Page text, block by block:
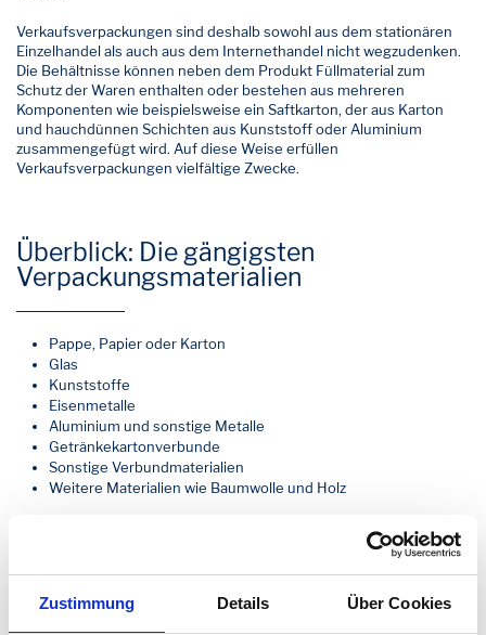
Zustimmung Details Über Cookies
Verkaufsverpackungen sind deshalb sowohl aus dem stationären
Einzelhandel als auch aus dem Internethandel nicht wegzudenken.
Die Behältnisse können neben dem Produkt Füllmaterial zum
Schutz der Waren enthalten oder bestehen aus mehreren
Komponenten wie beispielsweise ein Saftkarton, der aus Karton
und hauchdünnen Schichten aus Kunststoff oder Aluminium
zusammengefügt wird. Auf diese Weise erfüllen
Verkaufsverpackungen vielfältige Zwecke.
Überblick: Die gängigsten
Verpackungsmaterialien
Pappe, Papier oder Karton
Glas
Kunststoffe
Eisenmetalle
Aluminium und sonstige Metalle
Getränkekartonverbunde
Sonstige Verbundmaterialien
Weitere Materialien wie Baumwolle und Holz
Verkaufsverpackungen: Welche
Verpackungsarten gibt es?